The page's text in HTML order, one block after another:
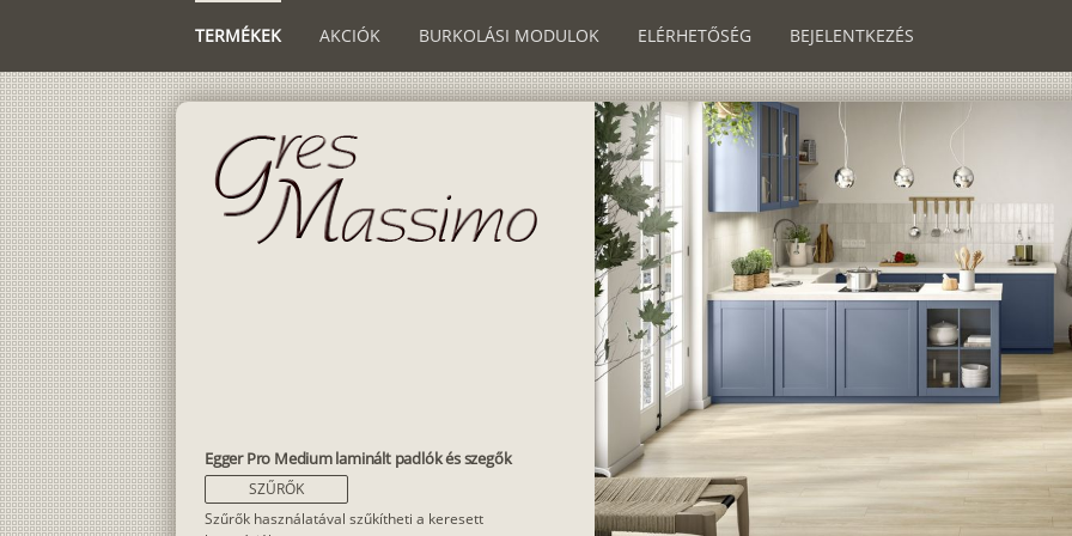
TERMÉKEK AKCIÓK BURKOLÁSI MODULOK ELÉRHETŐSÉG BEJELENTKEZÉS
Egger Pro Medium laminált padlók és szegők
SZŰRŐK
Szűrők használatával szűkítheti a keresett